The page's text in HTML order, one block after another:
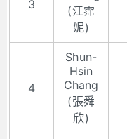
3
(江霈
妮)
4
Shun-
Hsin
Chang
(張舜
欣)